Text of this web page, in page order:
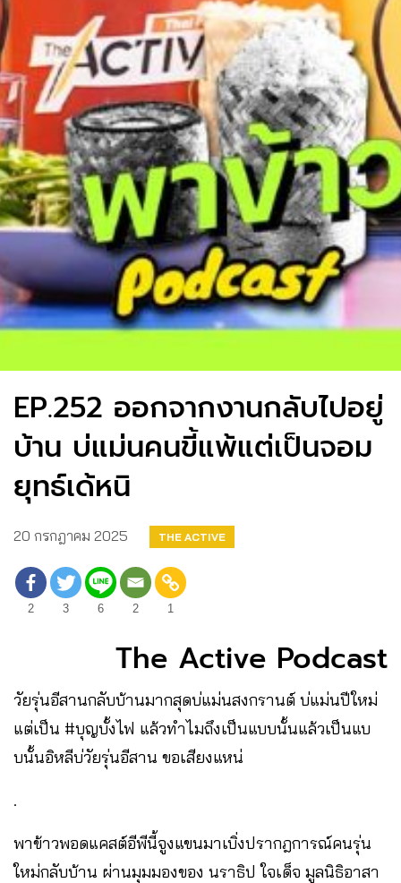
EP.252 ออกจากงานกลับไปอยู่
บ้าน บ่แม่นคนขี้แพ้แต่เป็นจอม
ยุทธ์เด้หนิ
20 กรกฎาคม 2025 THE ACTIVE
2 3 6 2 1
The Active Podcast
วัยรุ่นอีสานกลับบ้านมากสุดบ่แม่นสงกรานต์ บ่แม่นปีใหม่
แต่เป็น #บุญบั้งไฟ แล้วทำไมถึงเป็นแบบนั้นแล้วเป็นแบ
บนั้นอิหลีบ่วัยรุ่นอีสาน ขอเสียงแหน่
.
พาข้าวพอดแคสต์อีพีนี้จูงแขนมาเบิ่งปรากฎการณ์คนรุ่น
ใหม่กลับบ้าน ผ่านมุมมองของ นราธิป ใจเด็จ มูลนิธิอาสา